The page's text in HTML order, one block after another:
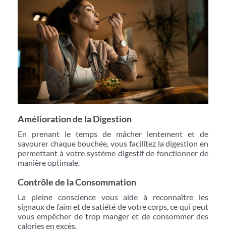
Amélioration de la Digestion
En prenant le temps de mâcher lentement et de
savourer chaque bouchée, vous facilitez la digestion en
permettant à votre système digestif de fonctionner de
manière optimale.
Contrôle de la Consommation
La pleine conscience vous aide à reconnaître les
signaux de faim et de satiété de votre corps, ce qui peut
vous empêcher de trop manger et de consommer des
calories en excès.